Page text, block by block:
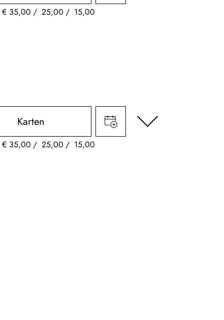
€ 35,00 25,00 15,00
Karten
€ 35,00 25,00 15,00